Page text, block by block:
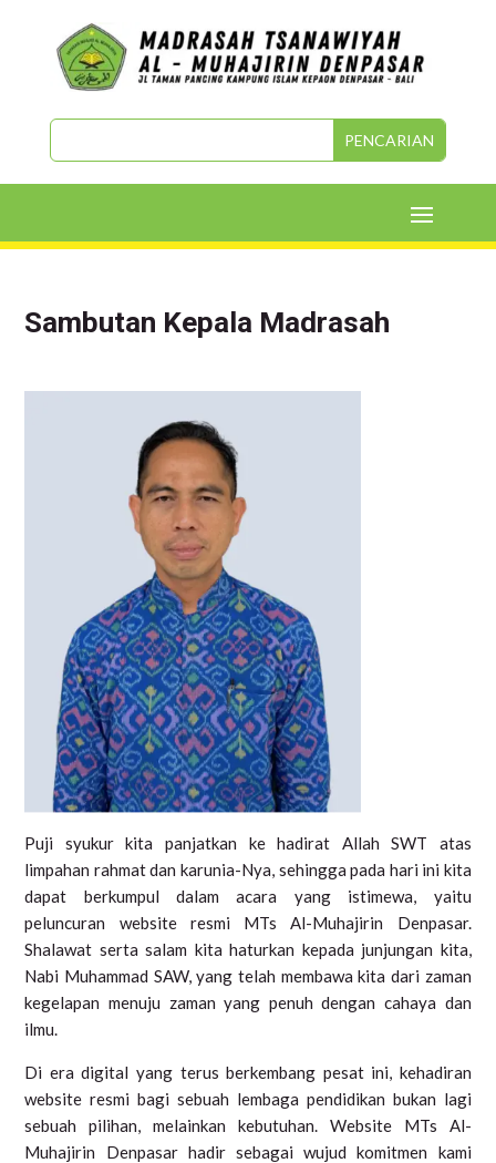
Sambutan Kepala Madrasah
Puji syukur kita panjatkan ke hadirat Allah SWT atas
limpahan rahmat dan karunia-Nya, sehingga pada hari ini kita
dapat berkumpul dalam acara yang istimewa, yaitu
peluncuran website resmi MTs Al-Muhajirin Denpasar.
Shalawat serta salam kita haturkan kepada junjungan kita,
Nabi Muhammad SAW, yang telah membawa kita dari zaman
kegelapan menuju zaman yang penuh dengan cahaya dan
ilmu.
Di era digital yang terus berkembang pesat ini, kehadiran
website resmi bagi sebuah lembaga pendidikan bukan lagi
sebuah pilihan, melainkan kebutuhan. Website MTs Al-
Muhajirin Denpasar hadir sebagai wujud komitmen kami